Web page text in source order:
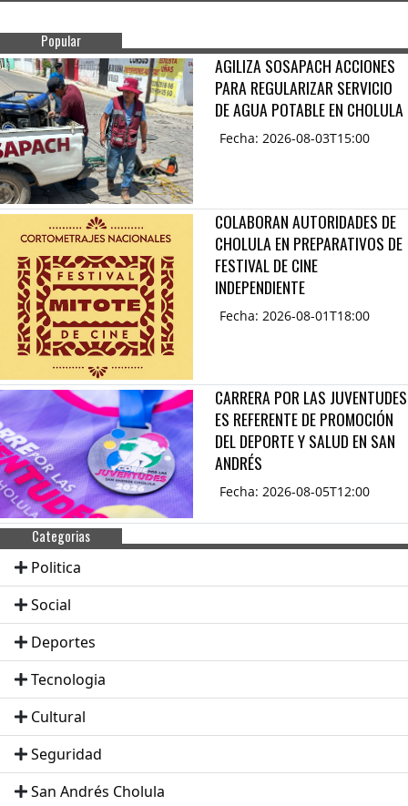
Popular
AGILIZA SOSAPACH ACCIONES
PARA REGULARIZAR SERVICIO
DE AGUA POTABLE EN CHOLULA
Fecha: 2026-08-03T15:00
COLABORAN AUTORIDADES DE
CHOLULA EN PREPARATIVOS DE
FESTIVAL DE CINE
INDEPENDIENTE
Fecha: 2026-08-01T18:00
CARRERA POR LAS JUVENTUDES
ES REFERENTE DE PROMOCIÓN
DEL DEPORTE Y SALUD EN SAN
ANDRÉS
Fecha: 2026-08-05T12:00
Categorias
Politica
Social
Deportes
Tecnologia
Cultural
Seguridad
San Andrés Cholula